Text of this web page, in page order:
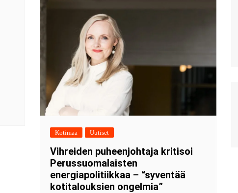
Kotimaa Uutiset
Vihreiden puheenjohtaja kritisoi
Perussuomalaisten
energiapolitiikkaa – “syventää
kotitalouksien ongelmia”